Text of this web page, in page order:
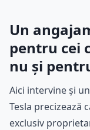
Un
pentru cei
nu și
Aici intervine și
Tesla precizează
exclusiv